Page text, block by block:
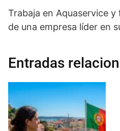
Trabaja en Aquaservice
de una empresa líder en
Entradas